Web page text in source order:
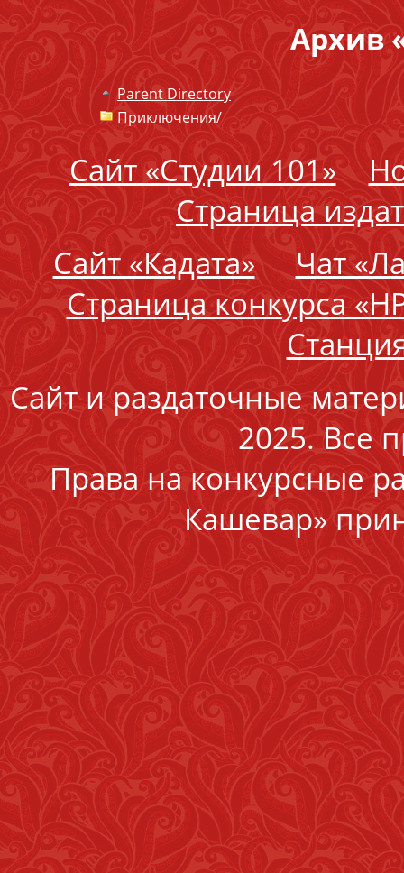
Архив
Parent Directory
Приключения/
Сайт «Студии 101»
Страница
Сайт «Кадата»
Чат
Страница конкурса
Сайт и раздаточные
2025. Все
Права на конкурсные
Кашевар»